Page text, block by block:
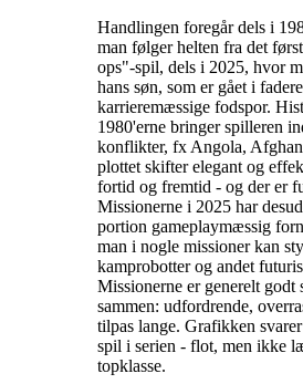
Handlingen foregår dels i
man følger helten fra det
ops"-spil, dels i 2025, hvor
hans søn, som er gået i
karrieremæssige fodspor.
1980'erne bringer spilleren
konflikter, fx Angola,
plottet skifter elegant og
fortid og fremtid - og der er
Missionerne i 2025 har
portion gameplaymæssig
man i nogle missioner kan
kamprobotter og andet
Missionerne er generelt godt
sammen: udfordrende,
tilpas lange. Grafikken
spil i serien - flot, men ikke
topklasse.